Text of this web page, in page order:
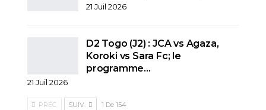
21 Juil 2026
D2 Togo (J2) : JCA vs Agaza,
Koroki vs Sara Fc; le
programme…
21 Juil 2026
PRÉC. SUIV. 1 De 154